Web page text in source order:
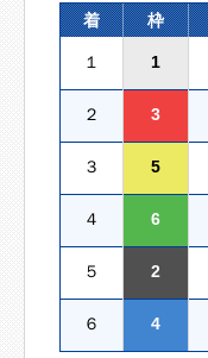
着 枠
１ 1
２ 3
３ 5
４ 6
５ 2
６ 4